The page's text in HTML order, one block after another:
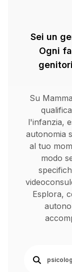
Sei un
Ogni
Su
l'infanzia,
autonomia
al tuo
modo
Esplora,